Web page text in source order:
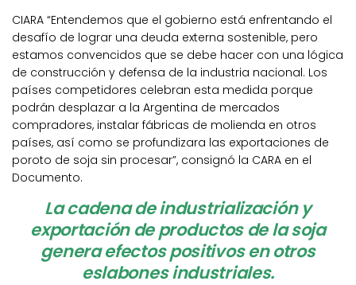
CIARA “Entendemos que el gobierno está enfrentando el
desafío de lograr una deuda externa sostenible, pero
estamos convencidos que se debe hacer con una lógica
de construcción y defensa de la industria nacional. Los
países competidores celebran esta medida porque
podrán desplazar a la Argentina de mercados
compradores, instalar fábricas de molienda en otros
países, así como se profundizara las exportaciones de
poroto de soja sin procesar”, consignó la CARA en el
Documento.
La cadena de industrialización y
exportación de productos de la soja
genera efectos positivos en otros
eslabones industriales.